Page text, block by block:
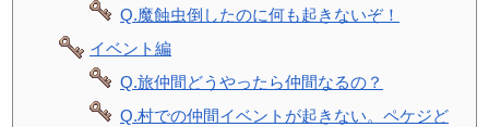
Q.魔蝕虫倒したのに何も起きないぞ！
イベント編
Q.旅仲間どうやったら仲間なるの？
Q.村での仲間イベントが起きない。ペケジど